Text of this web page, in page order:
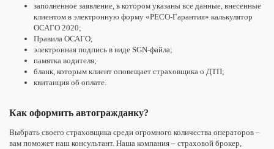
заполненное заявление, в котором указаны все данные, внесенные
клиентом в электронную форму «РЕСО-Гарантия» калькулятор
ОСАГО 2020;
Правила ОСАГО;
электронная подпись в виде SGN-файла;
памятка водителя;
бланк, которым клиент оповещает страховщика о ДТП;
квитанция об оплате.
Как оформить автогражданку?
Выбрать своего страховщика среди огромного количества операторов –
вам поможет наш консультант. Наша компания – страховой брокер,